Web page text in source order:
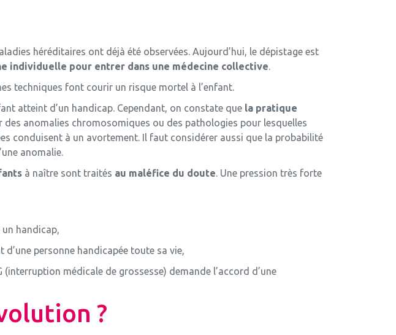
héréditaires ont déjà été observées. Aujourd’hui, le dépistage est
individuelle pour entrer dans une médecine collective.
techniques font courir un risque mortel à l’enfant.
atteint d’un handicap. Cependant, on constate que la pratique
des anomalies chromosomiques ou des pathologies pour lesquelles
conduisent à un avortement. Il faut considérer aussi que la probabilité
anomalie.
à naître sont traités au maléfice du doute. Une pression très forte
handicap,
personne handicapée toute sa vie,
(interruption médicale de grossesse) demande l’accord d’une
?